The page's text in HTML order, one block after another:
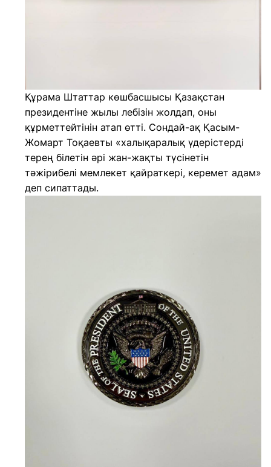
Құрама Штаттар көшбасшысы Қазақстан
президентіне жылы лебізін жолдап, оны
құрметтейтінін атап өтті. Сондай-ақ Қасым-
Жомарт Тоқаевты «халықаралық үдерістерді
терең білетін әрі жан-жақты түсінетін
тәжірибелі мемлекет қайраткері, керемет адам»
деп сипаттады.